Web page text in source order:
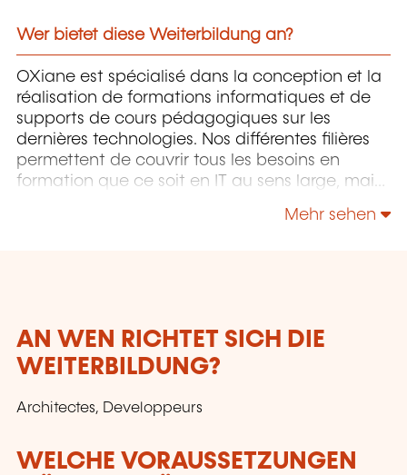
Wer bietet diese Weiterbildung an?
OXiane est spécialisé dans la conception et la
réalisation de formations informatiques et de
supports de cours pédagogiques sur les
dernières technologies. Nos différentes filières
permettent de couvrir tous les besoins en
formation que ce soit en IT au sens large, mais
Management, Communication & leadership.
Mehr sehen
AN WEN RICHTET SICH DIE
WEITERBILDUNG?
Architectes, Developpeurs
WELCHE VORAUSSETZUNGEN